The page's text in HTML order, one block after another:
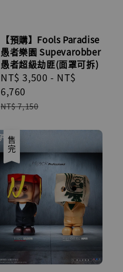
【預購】Fools Paradise
愚者樂園 Supevarobber
愚者超級劫匪(面罩可拆)
Sale
price
NT$ 3,500 - NT$
6,760
Regular
NT$ 7,150
售完